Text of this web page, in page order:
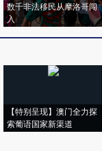
数千非法移民从摩洛哥闯
入
【特别呈现】澳门全力探
索葡语国家新渠道